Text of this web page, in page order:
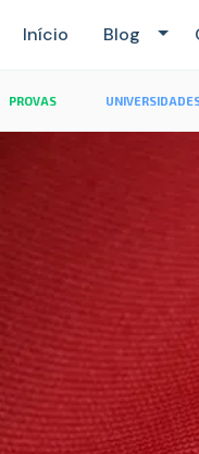
Início Blog
PROVAS